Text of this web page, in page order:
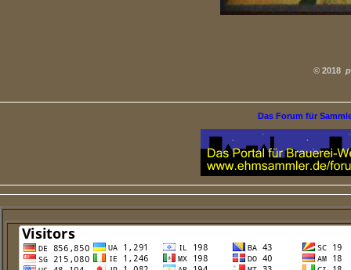
© 2018
Das Forum für